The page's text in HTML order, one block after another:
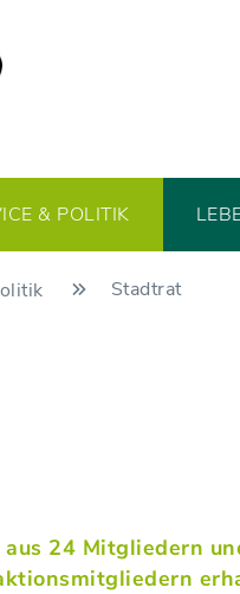
& POLITIK
Stadtrat
24 Mitgliedern